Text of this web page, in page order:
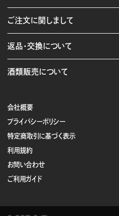
会社概要
プライバシーポリシー
特定商取引に基づく表示
利用規約
お問い合わせ
ご利用ガイド
ご注文に関しまして
返品・交換について
酒類販売について